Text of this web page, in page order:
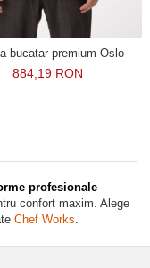
bucatar premium Oslo
884,19 RON
profesionale
confort maxim. Alege
Chef Works